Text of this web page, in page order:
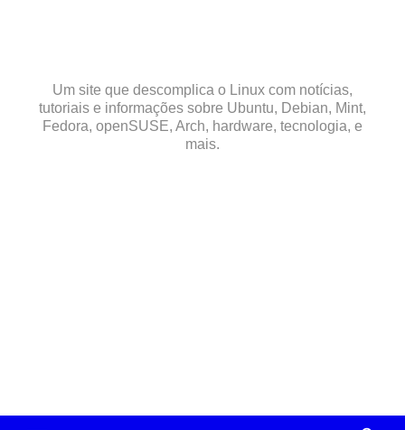
Um site que descomplica o Linux com notícias,
tutoriais e informações sobre Ubuntu, Debian, Mint,
Fedora, openSUSE, Arch, hardware, tecnologia, e
mais.